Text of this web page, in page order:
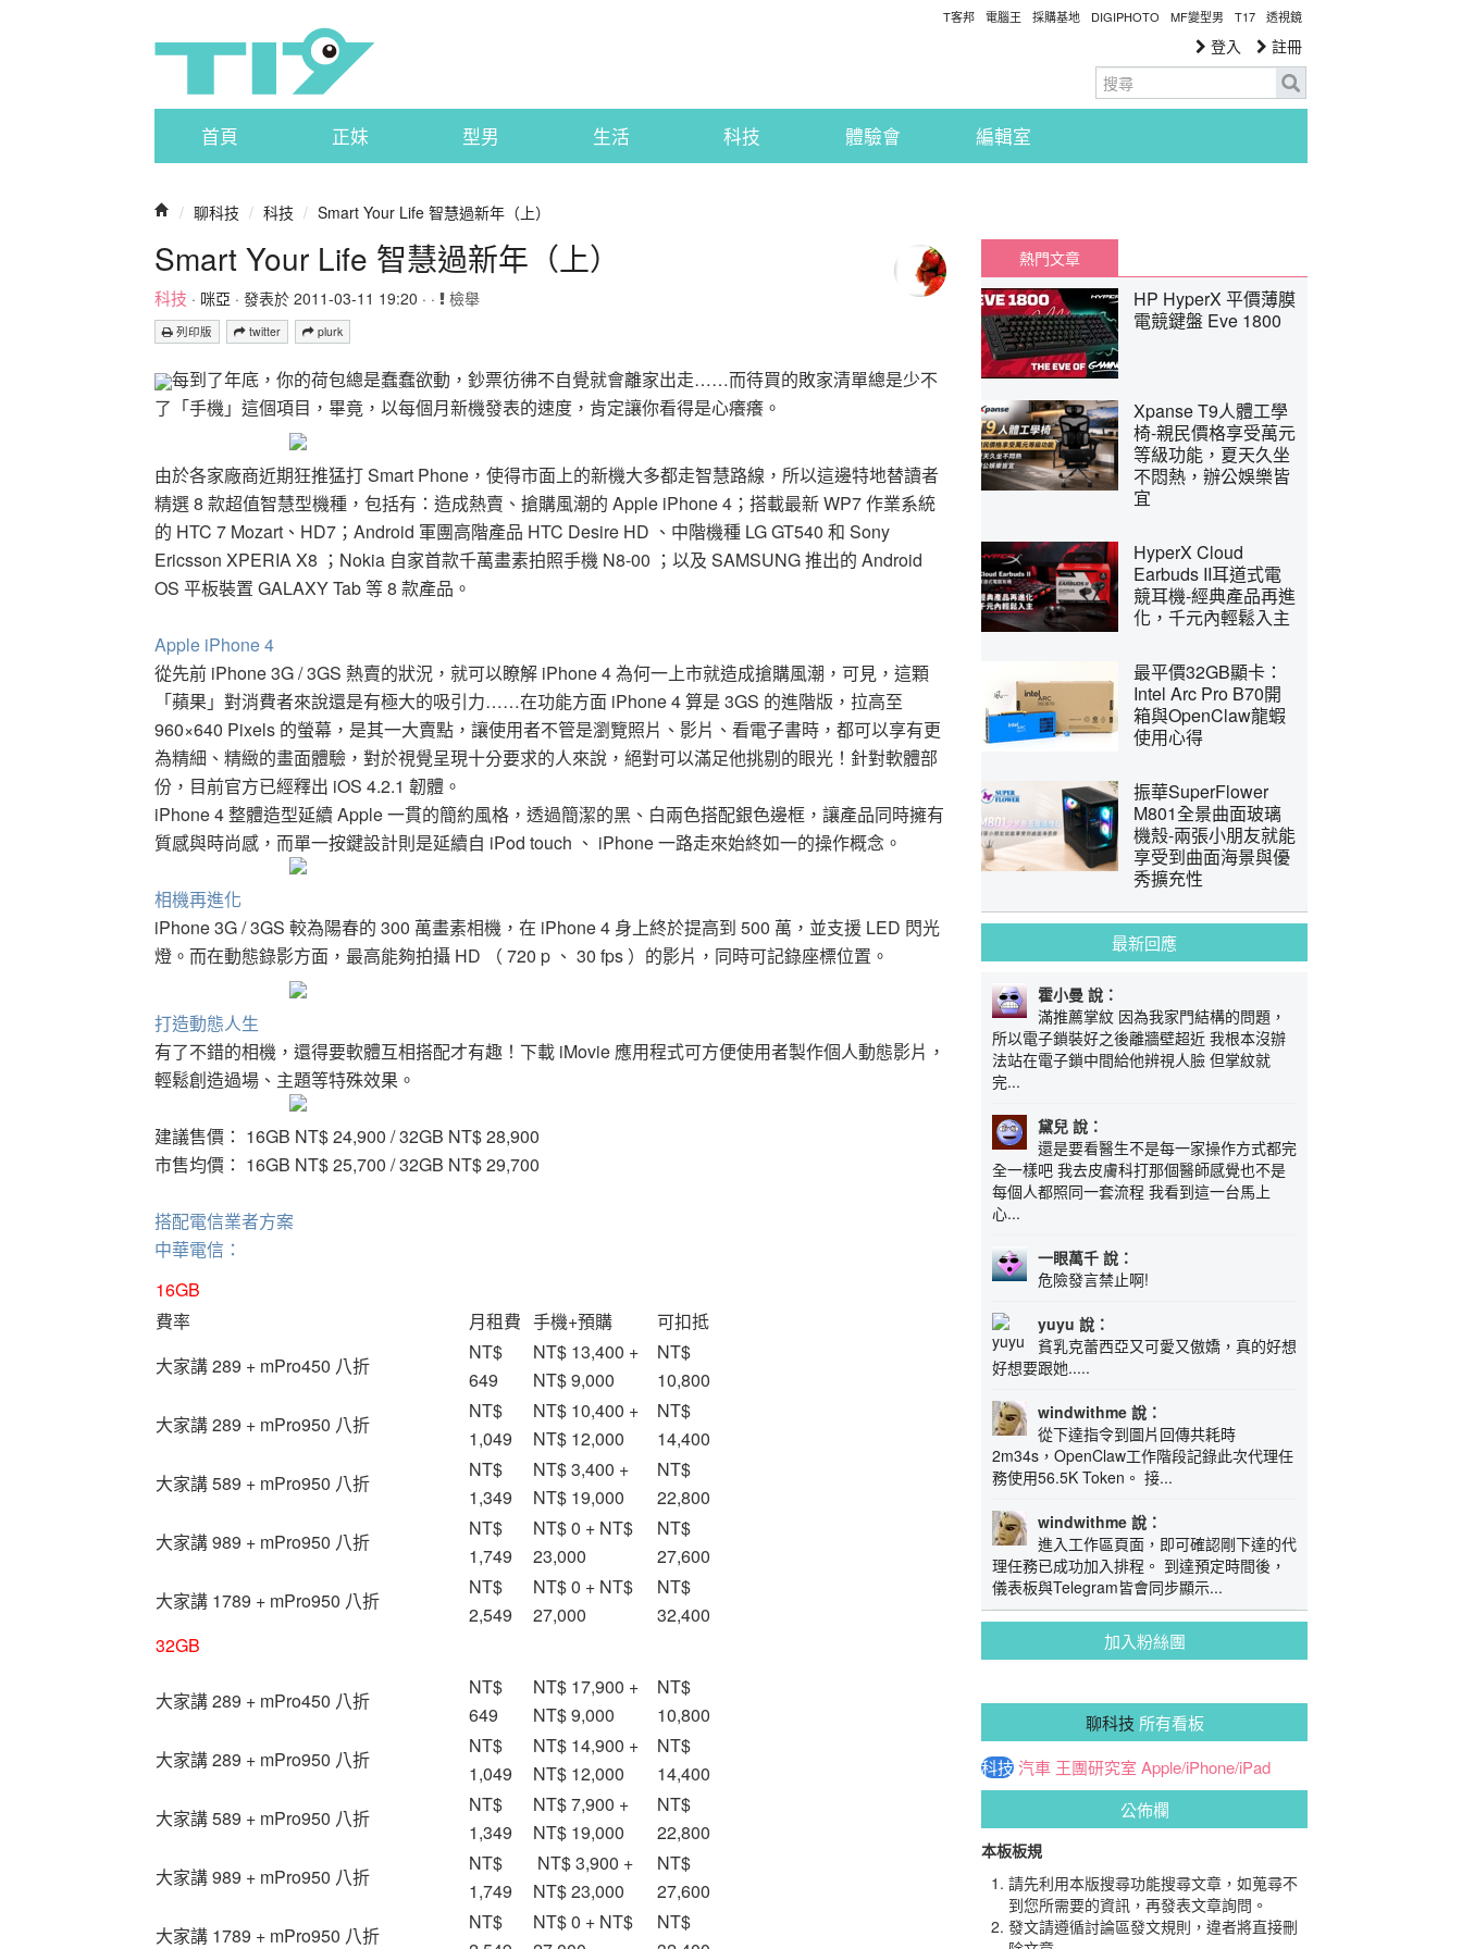
T客邦 電腦王 採購基地 DIGIPHOTO MF變型男 T17 透視鏡
登入 註冊
首頁 正妹 型男 生活 科技 體驗會 編輯室
/ 聊科技 / 科技 / Smart Your Life 智慧過新年（上）
Smart Your Life 智慧過新年（上）
科技 · 咪亞 · 發表於 2011-03-11 19:20 · · 檢舉
列印版 twitter plurk
每到了年底，你的荷包總是蠢蠢欲動，鈔票彷彿不自覺就會離家出走……而待買的敗家清單總是少不
了「手機」這個項目，畢竟，以每個月新機發表的速度，肯定讓你看得是心癢癢。
由於各家廠商近期狂推猛打 Smart Phone，使得市面上的新機大多都走智慧路線，所以這邊特地替讀者
精選 8 款超值智慧型機種，包括有：造成熱賣、搶購風潮的 Apple iPhone 4；搭載最新 WP7 作業系統
的 HTC 7 Mozart、HD7；Android 軍團高階產品 HTC Desire HD 、中階機種 LG GT540 和 Sony
Ericsson XPERIA X8 ；Nokia 自家首款千萬畫素拍照手機 N8-00 ；以及 SAMSUNG 推出的 Android
OS 平板裝置 GALAXY Tab 等 8 款產品。
Apple iPhone 4
從先前 iPhone 3G / 3GS 熱賣的狀況，就可以瞭解 iPhone 4 為何一上市就造成搶購風潮，可見，這顆
「蘋果」對消費者來說還是有極大的吸引力……在功能方面 iPhone 4 算是 3GS 的進階版，拉高至
960×640 Pixels 的螢幕，是其一大賣點，讓使用者不管是瀏覽照片、影片、看電子書時，都可以享有更
為精細、精緻的畫面體驗，對於視覺呈現十分要求的人來說，絕對可以滿足他挑剔的眼光！針對軟體部
份，目前官方已經釋出 iOS 4.2.1 韌體。
iPhone 4 整體造型延續 Apple 一貫的簡約風格，透過簡潔的黑、白兩色搭配銀色邊框，讓產品同時擁有
質感與時尚感，而單一按鍵設計則是延續自 iPod touch 、 iPhone 一路走來始終如一的操作概念。
相機再進化
iPhone 3G / 3GS 較為陽春的 300 萬畫素相機，在 iPhone 4 身上終於提高到 500 萬，並支援 LED 閃光
燈。而在動態錄影方面，最高能夠拍攝 HD （ 720 p 、 30 fps ）的影片，同時可記錄座標位置。
打造動態人生
有了不錯的相機，還得要軟體互相搭配才有趣！下載 iMovie 應用程式可方便使用者製作個人動態影片，
輕鬆創造過場、主題等特殊效果。
建議售價： 16GB NT$ 24,900 / 32GB NT$ 28,900
市售均價： 16GB NT$ 25,700 / 32GB NT$ 29,700
搭配電信業者方案
中華電信：
16GB
費率
月租費 手機+預購
可扣抵
大家講 289 + mPro450 八折
NT$
649
NT$ 13,400 +
NT$ 9,000
NT$
10,800
大家講 289 + mPro950 八折
NT$
1,049
NT$ 10,400 +
NT$ 12,000
NT$
14,400
大家講 589 + mPro950 八折
NT$
1,349
NT$ 3,400 +
NT$ 19,000
NT$
22,800
大家講 989 + mPro950 八折
NT$
1,749
NT$ 0 + NT$
23,000
NT$
27,600
大家講 1789 + mPro950 八折
NT$
2,549
NT$ 0 + NT$
27,000
NT$
32,400
32GB
大家講 289 + mPro450 八折
NT$
649
NT$ 17,900 +
NT$ 9,000
NT$
10,800
大家講 289 + mPro950 八折
NT$
1,049
NT$ 14,900 +
NT$ 12,000
NT$
14,400
大家講 589 + mPro950 八折
NT$
1,349
NT$ 7,900 +
NT$ 19,000
NT$
22,800
大家講 989 + mPro950 八折
NT$
1,749
NT$ 3,900 +
NT$ 23,000
NT$
27,600
大家講 1789 + mPro950 八折
NT$
NT$ 0 + NT$
NT$
熱門文章
HP HyperX 平價薄膜
電競鍵盤 Eve 1800
Xpanse T9人體工學
椅-親民價格享受萬元
等級功能，夏天久坐
不悶熱，辦公娛樂皆
宜
HyperX Cloud
Earbuds II耳道式電
競耳機-經典產品再進
化，千元內輕鬆入主
最平價32GB顯卡：
Intel Arc Pro B70開
箱與OpenClaw龍蝦
使用心得
振華SuperFlower
M801全景曲面玻璃
機殼-兩張小朋友就能
享受到曲面海景與優
秀擴充性
最新回應
霍小曼 說：
滿推薦掌紋 因為我家門結構的問題，
所以電子鎖裝好之後離牆壁超近 我根本沒辦
法站在電子鎖中間給他辨視人臉 但掌紋就
完...
黛兒 說：
還是要看醫生不是每一家操作方式都完
全一樣吧 我去皮膚科打那個醫師感覺也不是
每個人都照同一套流程 我看到這一台馬上
心...
一眼萬千 說：
危險發言禁止啊!
yuyu 說：
貧乳克蕾西亞又可愛又傲嬌，真的好想
好想要跟她.....
windwithme 說：
從下達指令到圖片回傳共耗時
2m34s，OpenClaw工作階段記錄此次代理任
務使用56.5K Token。 接...
windwithme 說：
進入工作區頁面，即可確認剛下達的代
理任務已成功加入排程。 到達預定時間後，
儀表板與Telegram皆會同步顯示...
加入粉絲團
聊科技 所有看板
科技汽車 王團研究室 Apple/iPhone/iPad
公佈欄
本板板規
請先利用本版搜尋功能搜尋文章，如蒐尋不
到您所需要的資訊，再發表文章詢問。
發文請遵循討論區發文規則，違者將直接刪